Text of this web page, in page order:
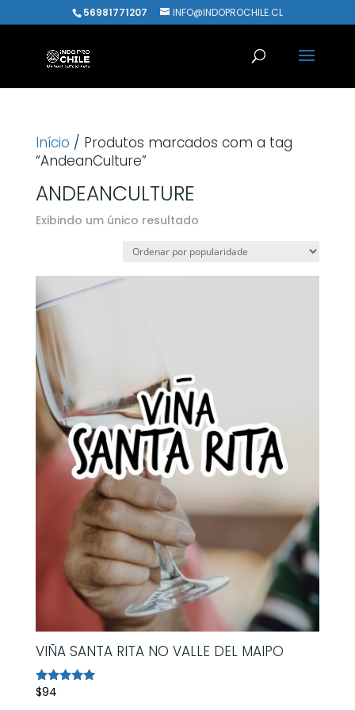
56981771207 INFO@INDOPROCHILE.CL
Início / Produtos marcados com a tag
“AndeanCulture”
ANDEANCULTURE
Exibindo um único resultado
VIÑA SANTA RITA NO VALLE DEL MAIPO
Avaliação
$94